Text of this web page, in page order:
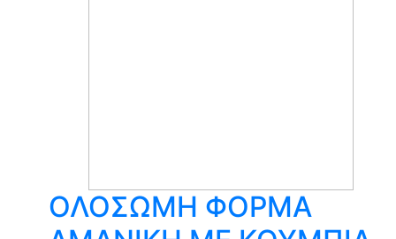
ΟΛΟΣΩΜΗ ΦΟΡΜΑ